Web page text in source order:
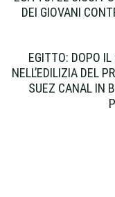
DEI GIOVANI
EGITTO: DOPO
NELL’EDILIZIA DEL
SUEZ CANAL IN